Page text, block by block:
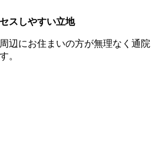
スしやすい立地
辺にお住まいの方が無理なく通院
。